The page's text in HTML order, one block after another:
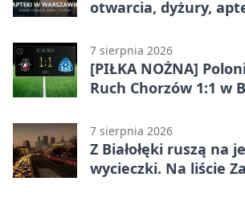
otwarcia, dyżury,
7 sierpnia 2026
[PIŁKA NOŻNA]
Ruch Chorzów 1:1 w
7 sierpnia 2026
Z Białołęki ruszą na
wycieczki. Na liście